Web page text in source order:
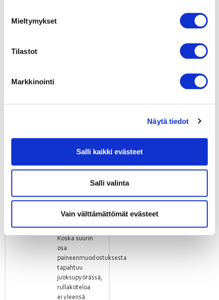
Mieltymykset
Tilastot
Markkinointi
Näytä tiedot
Salli kaikki evästeet
Salli valinta
Vain välttämättömät evästeet
2
varustetut
keskipakopuhaltimia
muassa
ilmanvaihtoyksiköiden
poistoilmanvaihdossa.
Koska suurin
osa
paineenmuodostuksesta
tapahtuu
juoksupyörässä,
rullakoteloa
ei yleensä